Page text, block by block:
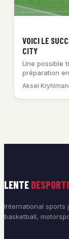
VOICI LE
CITY
Une possible
préparation
Aksel
LENTE
International sports
basketball,